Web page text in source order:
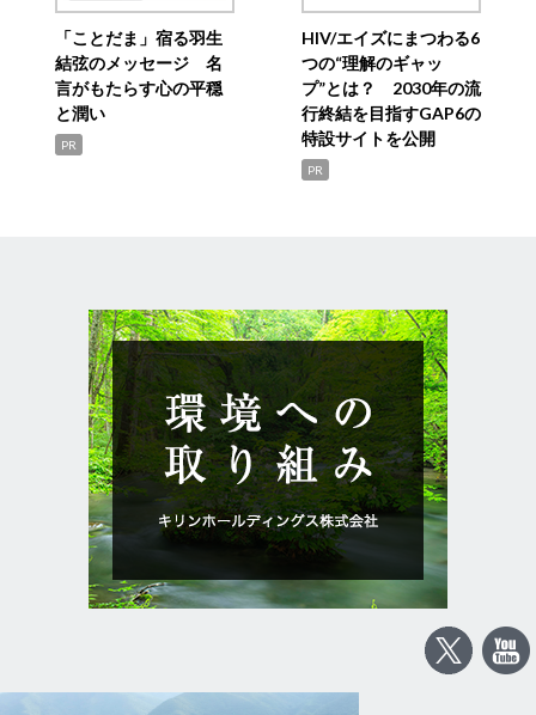
「ことだま」宿る羽生
結弦のメッセージ 名
言がもたらす心の平穏
と潤い
PR
HIV/エイズにまつわる6
つの“理解のギャッ
プ”とは？ 2030年の流
行終結を目指すGAP6の
特設サイトを公開
PR